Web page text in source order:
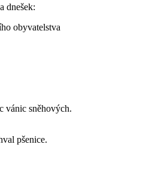
dnešek:
obyvatelstva
vánic sněhových.
pšenice.